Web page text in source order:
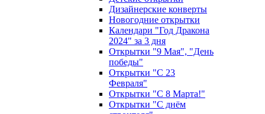
Дизайнерские конверты
Новогодние открытки
Календари "Год Дракона
2024" за 3 дня
Открытки "9 Мая", "День
победы"
Открытки "С 23
Февраля"
Открытки "С 8 Марта!"
Открытки "С днём